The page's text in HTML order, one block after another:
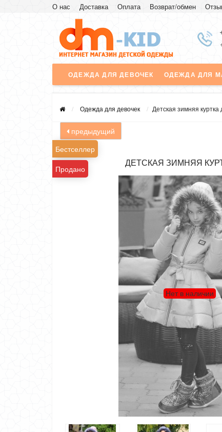
О нас Доставка Оплата Возврат/обмен
ОДЕЖДА ДЛЯ ДЕВОЧЕК ОДЕЖДА ДЛЯ
Одежда для девочек Детская зимняя куртка
предыдущий
Бестселлер
Продано
ДЕТСКАЯ ЗИМНЯЯ
Нет в наличии